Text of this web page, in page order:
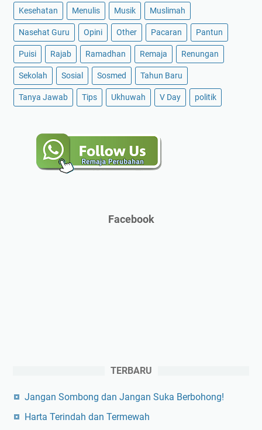
Kesehatan Menulis Musik Muslimah
Nasehat Guru Opini Other Pacaran Pantun
Puisi Rajab Ramadhan Remaja Renungan
Sekolah Sosial Sosmed Tahun Baru
Tanya Jawab Tips Ukhuwah V Day politik
Facebook
TERBARU
Jangan Sombong dan Jangan Suka Berbohong!
Harta Terindah dan Termewah